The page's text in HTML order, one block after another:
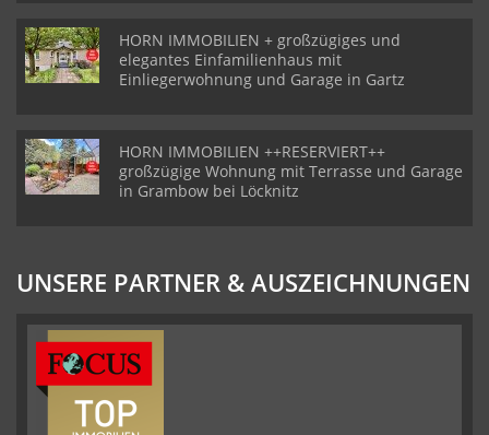
HORN IMMOBILIEN + großzügiges und
elegantes Einfamilienhaus mit
Einliegerwohnung und Garage in Gartz
HORN IMMOBILIEN ++RESERVIERT++
großzügige Wohnung mit Terrasse und Garage
in Grambow bei Löcknitz
UNSERE PARTNER & AUSZEICHNUNGEN